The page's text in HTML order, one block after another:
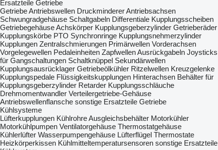
Ersatzteile Getriebe
GetriebeAntriebswellen DruckmindererAntriebsachsen
Schwungradgehäuse Schaltgabeln Differentiale Kupplungsscheiben
GetriebegehäuseAchskörper Kupplungsgeberzylinder Getrieberäder
Kupplungskörbe PTO Synchronringe Kupplungsnehmerzylinder
Kupplungen Zentralschmierungen Primärwellen Vorderachsen
Vorgelegewellen Pedaleinheiten ZapfwellenAusrückgabeln Joysticks
für Gangschaltungen Schaltknüppel Sekundärwellen
Kupplungsausrücklager Getriebeölkühler Ritzelwellen Kreuzgelenke
Kupplungspedale Flüssigkeitskupplungen Hinterachsen Behälter für
Kupplungsgeberzylinder Retarder Kupplungsschläuche
Drehmomentwandler Verteilergetriebe-Gehäuse
Antriebswellenflansche sonstige Ersatzteile Getriebe
Kühlsysteme
Lüfterkupplungen KühlrohreAusgleichsbehälter Motorkühler
Motorkühlpumpen Ventilatorgehäuse Thermostatgehäuse
Kühlerlüfter Wasserpumpengehäuse Lüfterflügel Thermostate
Heizkörperkissen Kühlmitteltemperatursensoren sonstige Ersatzteile